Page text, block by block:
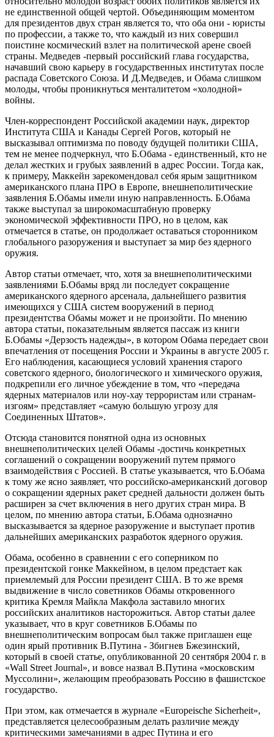
не единственной общей чертой. Объединяющим моментом
для президентов двух стран является то, что оба они - юристы
по профессии, а также то, что каждый из них совершил
поистине космический взлет на политической арене своей
страны. Медведев -первый российский глава государства,
начавший свою карьеру в государственных институтах после
распада Советского Союза. И Д.Медведев, и Обама слишком
молоды, чтобы проникнуться менталитетом «холодной»
войны.
Член-корреспондент Российской академии наук, директор
Института США и Канады Сергей Рогов, который не
высказывал оптимизма по поводу будущей политики США,
тем не менее подчеркнул, что Б.Обама - единственный, кто не
делал жестких и грубых заявлений в адрес России. Тогда как,
к примеру, Маккейн зарекомендовал себя ярым защитником
американского плана ПРО в Европе, внешнеполитические
заявления Б.Обамы имели иную направленность. Б.Обама
также выступал за широкомасштабную проверку
экономической эффективности ПРО, но в целом, как
отмечается в статье, он продолжает оставаться сторонником
глобального разоружения и выступает за мир без ядерного
оружия.
Автор статьи отмечает, что, хотя за внешнеполитическими
заявлениями Б.Обамы вряд ли последует сокращение
американского ядерного арсенала, дальнейшего развития
имеющихся у США систем вооружений в период
президентства Обамы может и не произойти. По мнению
автора статьи, показательным является пассаж из книги
Б.Обамы «Дерзость надежды», в котором Обама передает свои
впечатления от посещения России и Украины в августе 2005 г.
Его наблюдения, касающиеся условий хранения старого
советского ядерного, биологического и химического оружия,
подкрепили его личное убеждение в том, что «передача
ядерных материалов или ноу-хау террористам или странам-
изгоям» представляет «самую большую угрозу для
Соединенных Штатов».
Отсюда становится понятной одна из основных
внешнеполитических целей Обамы -достичь конкретных
соглашений о сокращении вооружений путем прямого
взаимодействия с Россией. В статье указывается, что Б.Обама
к тому же ясно заявляет, что российско-американский договор
о сокращении ядерных ракет средней дальности должен быть
расширен за счет включения в него других стран мира. В
целом, по мнению автора статьи, Б.Обама однозначно
высказывается за ядерное разоружение и выступает против
дальнейших американских разработок ядерного оружия.
Обама, особенно в сравнении с его соперником по
президентской гонке Маккейном, в целом предстает как
приемлемый для России президент США. В то же время
выдвижение в число советников Обамы откровенного
критика Кремля Майкла Макфола заставило многих
российских аналитиков насторожиться. Автор статьи далее
указывает, что в круг советников Б.Обамы по
внешнеполитическим вопросам был также приглашен еще
один ярый противник В.Путина - Збигнев Бжезинский,
который в своей статье, опубликованной 20 сентября 2004 г. в
«Wall Street Journal», и вовсе назвал В.Путина «московским
Муссолини», желающим преобразовать Россию в фашистское
государство.
При этом, как отмечается в журнале «Europeische Sicherheit»,
представляется целесообразным делать различие между
критическими замечаниями в адрес Путина и его